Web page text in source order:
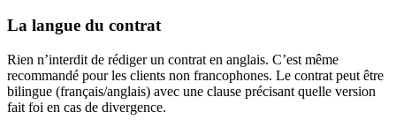
La langue du contrat
Rien n’interdit de rédiger un contrat en anglais. C’est même
recommandé pour les clients non francophones. Le contrat peut être
bilingue (français/anglais) avec une clause précisant quelle version
fait foi en cas de divergence.